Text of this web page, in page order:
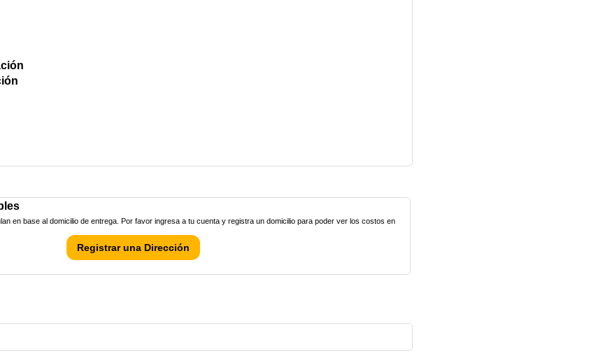
en base al domicilio de entrega. Por favor ingresa a tu cuenta y registra un domicilio para poder ver los costos en
Registrar una Dirección